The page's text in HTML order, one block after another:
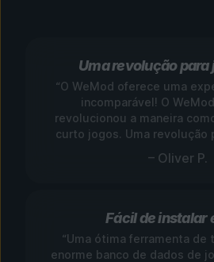
Uma revolução para
“O WeMod oferece uma
incomparável! O
revolucionou a maneira
curto jogos. Uma revolução
– Oliver P.
Fácil de instalar
“Uma ótima ferramenta de
enorme banco de dados de